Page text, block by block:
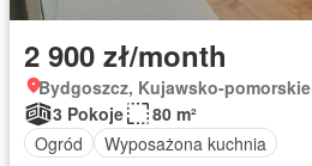
2 900 zł/month
Bydgoszcz, Kujawsko-pomorskie
3 Pokoje
80 m²
Ogród
Wyposażona kuchnia